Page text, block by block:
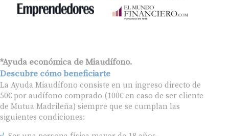
Descubre cómo beneficiarte
La Ayuda Miaudífono consiste en un ingreso directo de
50€ por audífono comprado (100€ en caso de ser cliente
de Mutua Madrileña) siempre que se cumplan las
siguientes condiciones: